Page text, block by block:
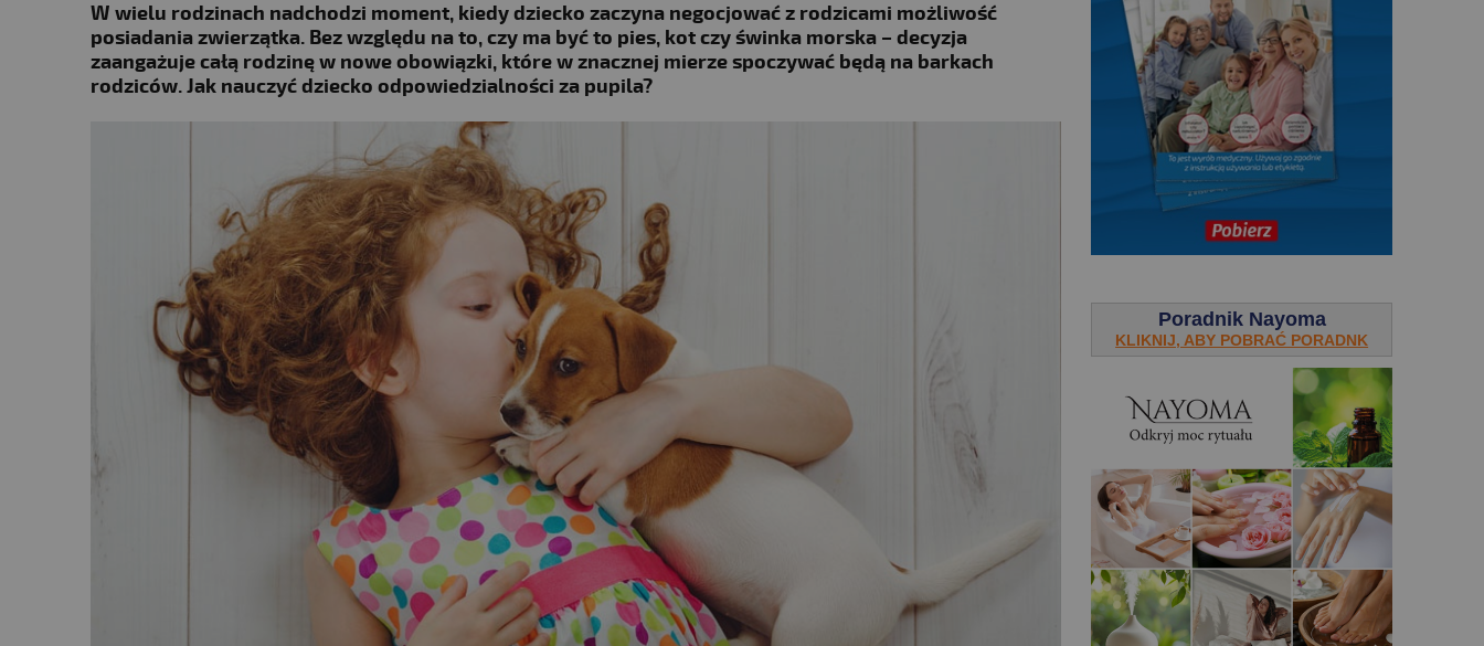
W wielu rodzinach nadchodzi moment, kiedy dziecko zaczyna negocjować z rodzicami możliwość
posiadania zwierzątka. Bez względu na to, czy ma być to pies, kot czy świnka morska – decyzja
zaangażuje całą rodzinę w nowe obowiązki, które w znacznej mierze spoczywać będą na barkach
rodziców. Jak nauczyć dziecko odpowiedzialności za pupila?
Poradnik Nayoma
KLIKNIJ, ABY POBRAĆ PORADNK